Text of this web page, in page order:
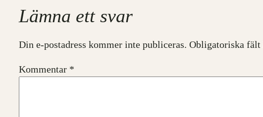
Lämna ett svar
Din e-postadress kommer inte publiceras. Obligatoriska fält
Kommentar *